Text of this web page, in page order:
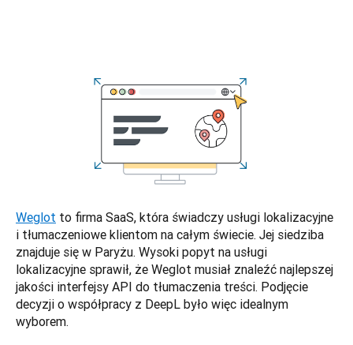
Weglot to firma SaaS, która świadczy usługi lokalizacyjne
i tłumaczeniowe klientom na całym świecie. Jej siedziba
znajduje się w Paryżu. Wysoki popyt na usługi
lokalizacyjne sprawił, że Weglot musiał znaleźć najlepszej
jakości interfejsy API do tłumaczenia treści. Podjęcie
decyzji o współpracy z DeepL było więc idealnym
wyborem.